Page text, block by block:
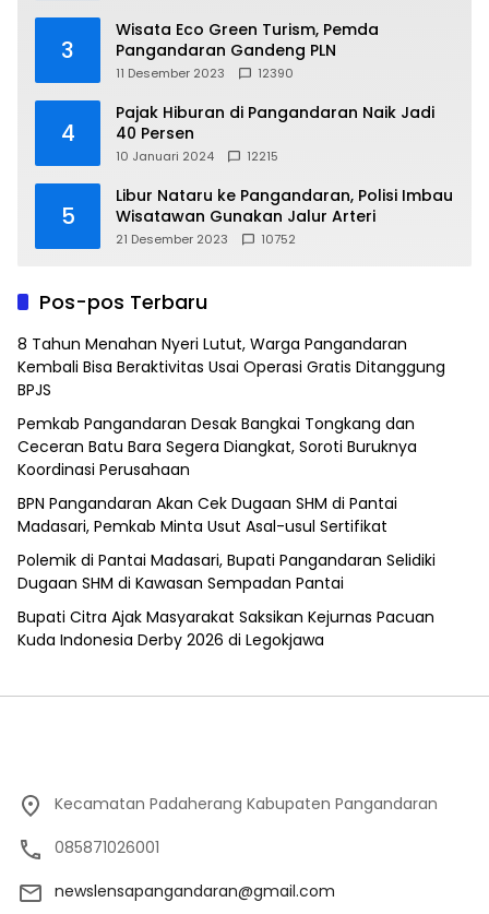
3
Wisata Eco Green Turism, Pemda
Pangandaran Gandeng PLN
11 Desember 2023 12390
4
Pajak Hiburan di Pangandaran Naik Jadi
40 Persen
10 Januari 2024 12215
5
Libur Nataru ke Pangandaran, Polisi Imbau
Wisatawan Gunakan Jalur Arteri
21 Desember 2023 10752
Pos-pos Terbaru
8 Tahun Menahan Nyeri Lutut, Warga Pangandaran
Kembali Bisa Beraktivitas Usai Operasi Gratis Ditanggung
BPJS
Pemkab Pangandaran Desak Bangkai Tongkang dan
Ceceran Batu Bara Segera Diangkat, Soroti Buruknya
Koordinasi Perusahaan
BPN Pangandaran Akan Cek Dugaan SHM di Pantai
Madasari, Pemkab Minta Usut Asal-usul Sertifikat
Polemik di Pantai Madasari, Bupati Pangandaran Selidiki
Dugaan SHM di Kawasan Sempadan Pantai
Bupati Citra Ajak Masyarakat Saksikan Kejurnas Pacuan
Kuda Indonesia Derby 2026 di Legokjawa
Kecamatan Padaherang Kabupaten Pangandaran
085871026001
newslensapangandaran@gmail.com